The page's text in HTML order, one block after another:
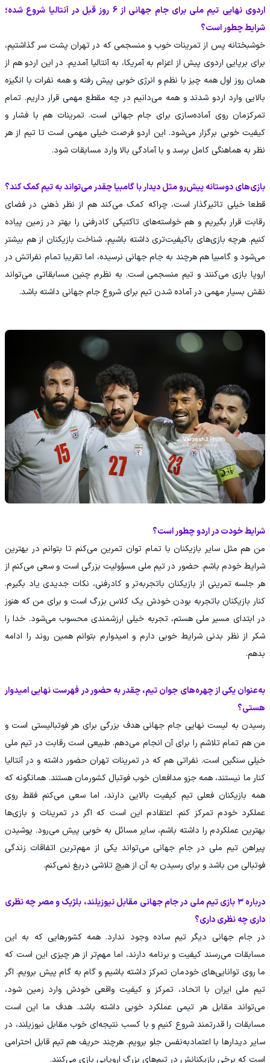
اردوی نهایی تیم ملی برای جام جهانی از 6 روز قبل در آنتالیا شروع شده؛
شرایط چطور است؟
خوشبختانه پس از تمرینات خوب و منسجمی که در تهران پشت سر گذاشتیم،
برای برپایی اردوی پیش از اعزام به آمریکا، به آنتالیا آمدیم‌. در این اردو هم از
همان روز اول همه چیز با نظم و انرژی خوبی پیش رفته و همه نفرات با انگیزه
بالایی وارد اردو شدند و همه می‌دانیم در چه مقطع مهمی قرار داریم. تمام
تمرکزمان روی آماده‌سازی برای جام جهانی است. تمرینات هم با فشار و
کیفیت خوبی برگزار می‌شود. این اردو فرصت خیلی مهمی است تا تیم از هر
نظر به هماهنگی کامل برسد و با آمادگی بالا وارد مسابقات شود.
بازی‌های دوستانه پیش‌رو مثل دیدار با گامبیا چقدر می‌تواند به تیم کمک کند؟
قطعا خیلی تاثیرگذار است، چراکه کمک می‌کند هم از نظر ذهنی در فضای
رقابت قرار بگیریم و هم خواسته‌های تاکتیکی کادرفنی را بهتر در زمین پیاده
کنیم. هرچه بازی‌های باکیفیت‌تری داشته باشیم، شناخت بازیکنان از هم بیشتر
می‌شود و گامبیا هم هرچند به جام جهانی نرسیده، اما تقریبا تمام نفراتش در
اروپا بازی می‌کنند و تیم منسجمی است‌. به نظرم چنین مسابقاتی می‌تواند
نقش بسیار مهمی در آماده شدن تیم برای شروع جام جهانی داشته باشد.
شرایط خودت در اردو چطور است؟
من هم مثل سایر بازیکنان با تمام توان تمرین می‌کنم تا بتوانم در بهترین
شرایط خودم باشم. حضور در تیم ملی مسؤولیت بزرگی است و سعی می‌کنم از
هر جلسه تمرینی از بازیکنان باتجربه‌تر و کادرفنی، نکات جدیدی یاد بگیرم.
کنار بازیکنان باتجربه بودن خودش یک کلاس بزرگ است و برای من که هنوز
در ابتدای مسیر ملی هستم، تجربه خیلی ارزشمندی محسوب می‌شود. خدا را
شکر از نظر بدنی شرایط خوبی دارم و امیدوارم بتوانم همین روند را ادامه
بدهم.
به‌عنوان یکی از چهره‌های جوان تیم، چقدر به حضور در فهرست نهایی امیدوار
هستی؟
رسیدن به لیست نهایی جام جهانی هدف بزرگی برای هر فوتبالیستی است و
من هم تمام تلاشم را برای آن انجام می‌دهم. طبیعی است رقابت در تیم ملی
خیلی سنگین است. نفراتی هم که در تمرینات تهران حضور داشته و در آنتالیا
کنار ما نیستند، همه جزو مدافعان خوب فوتبال کشورمان هستند. همانگونه که
همه بازیکنان فعلی تیم کیفیت بالایی دارند، اما سعی می‌کنم فقط روی
عملکرد خودم تمرکز کنم. اعتقادم این است که اگر در تمرینات و بازی‌ها
بهترین عملکردم را داشته باشم، سایر مسائل به خوبی پیش می‌رود. پوشیدن
پیراهن تیم ملی در جام جهانی می‌تواند یکی از مهم‌ترین اتفاقات زندگی
فوتبالی من باشد و برای رسیدن به آن از هیچ تلاشی دریغ نمی‌کنم.
درباره ۳ بازی تیم ملی در جام جهانی مقابل نیوزیلند، بلژیک و مصر چه نظری
داری چه نظری داری؟
در جام جهانی دیگر تیم ساده وجود ندارد. همه کشورهایی که به این
مسابقات می‌رسند کیفیت و برنامه دارند، اما مهم‌تر از هر چیزی این است که
ما روی توانایی‌های خودمان تمرکز داشته باشیم و گام به گام پیش برویم. اگر
تیم ملی ایران با اتحاد، تمرکز و کیفیت واقعی خودش وارد زمین شود،
می‌تواند مقابل هر تیمی عملکرد خوبی داشته باشد. هدف ما این است
مسابقات را قدرتمند شروع کنیم و با کسب نتیجه‌ای خوب مقابل نیوزیلند، در
سایر دیدارها با اعتمادبه‌نفس جلو برویم. هرچند حریف هم تیم قابل احترامی
است که برخی بازیکنانش در تیم‌های بزرگ اروپایی بازی می‌کنند.